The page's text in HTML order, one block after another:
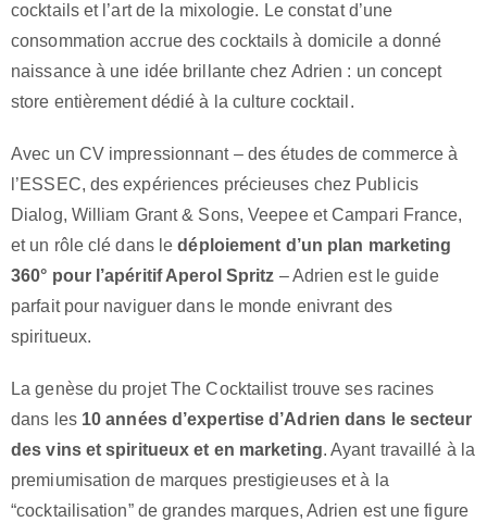
cocktails et l’art de la mixologie. Le constat d’une
consommation accrue des cocktails à domicile a donné
naissance à une idée brillante chez Adrien : un concept
store entièrement dédié à la culture cocktail.
Avec un CV impressionnant – des études de commerce à
l’ESSEC, des expériences précieuses chez Publicis
Dialog, William Grant & Sons, Veepee et Campari France,
et un rôle clé dans ledéploiement d’un plan marketing
360° pour l’apéritif Aperol Spritz – Adrien est le guide
parfait pour naviguer dans le monde enivrant des
spiritueux.
La genèse du projet The Cocktailist trouve ses racines
dans les 10 années d’expertise d’Adrien dans le secteur
des vins et spiritueux et en marketing. Ayant travaillé à la
premiumisation de marques prestigieuses et à la
“cocktailisation” de grandes marques, Adrien est une figure